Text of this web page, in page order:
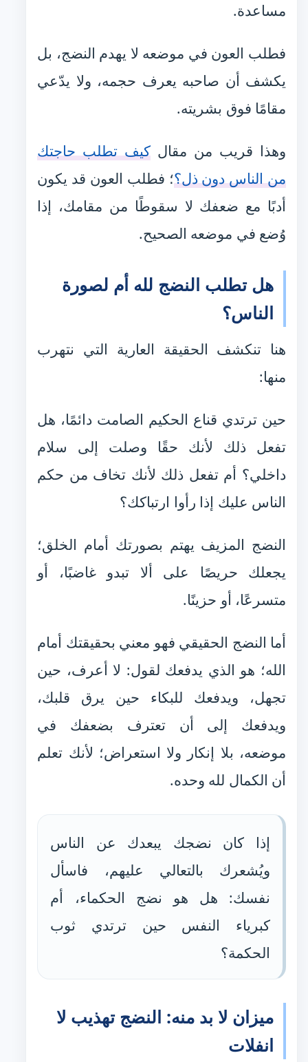
مساعدة.
فطلب العون في موضعه لا يهدم النضج، بل
يكشف أن صاحبه يعرف حجمه، ولا يدّعي
مقامًا فوق بشريته.
وهذا قريب من مقال كيف تطلب حاجتك
من الناس دون ذل؟؛ فطلب العون قد يكون
أدبًا مع ضعفك لا سقوطًا من مقامك، إذا
وُضع في موضعه الصحيح.
هل تطلب النضج لله أم لصورة
الناس؟
هنا تنكشف الحقيقة العارية التي نتهرب
منها:
حين ترتدي قناع الحكيم الصامت دائمًا، هل
تفعل ذلك لأنك حقًا وصلت إلى سلام
داخلي؟ أم تفعل ذلك لأنك تخاف من حكم
الناس عليك إذا رأوا ارتباكك؟
النضج المزيف يهتم بصورتك أمام الخلق؛
يجعلك حريصًا على ألا تبدو غاضبًا، أو
متسرعًا، أو حزينًا.
أما النضج الحقيقي فهو معني بحقيقتك أمام
الله؛ هو الذي يدفعك لقول: لا أعرف، حين
تجهل، ويدفعك للبكاء حين يرق قلبك،
ويدفعك إلى أن تعترف بضعفك في
موضعه، بلا إنكار ولا استعراض؛ لأنك تعلم
أن الكمال لله وحده.
إذا كان نضجك يبعدك عن الناس
ويُشعرك بالتعالي عليهم، فاسأل
نفسك: هل هو نضج الحكماء، أم
كبرياء النفس حين ترتدي ثوب
الحكمة؟
ميزان لا بد منه: النضج تهذيب لا
انفلات